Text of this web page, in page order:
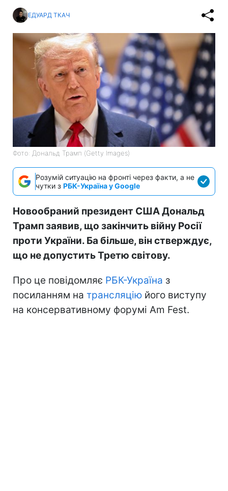
ЕДУАРД ТКАЧ
Фото: Дональд Трамп (Getty Images)
Розумій ситуацію на фронті через факти, а не
чутки з РБК-Україна у Google
Новообраний президент США Дональд
Трамп заявив, що закінчить війну Росії
проти України. Ба більше, він стверждує,
що не допустить Третю світову.
Про це повідомляє РБК-Україна з
посиланням на трансляцію його виступу
на консервативному форумі Am Fest.